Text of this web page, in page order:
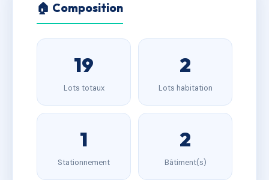
🏠 Composition
19
Lots totaux
2
Lots habitation
1
Stationnement
2
Bâtiment(s)